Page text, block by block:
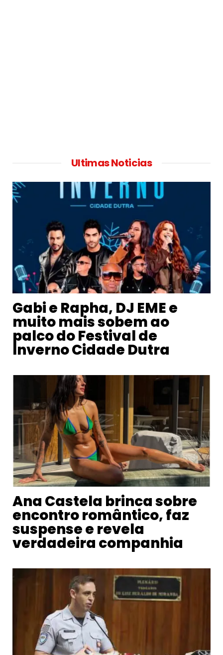
Ultimas Noticias
Gabi e Rapha, DJ EME e
muito mais sobem ao
palco do Festival de
Inverno Cidade Dutra
Ana Castela brinca sobre
encontro romântico, faz
suspense e revela
verdadeira companhia